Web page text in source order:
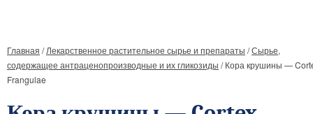
Главная /Лекарственное растительное сырье и препараты /Сырье,
содержащее антраценопроизводные и их гликозиды /Кора крушины —
Frangulae